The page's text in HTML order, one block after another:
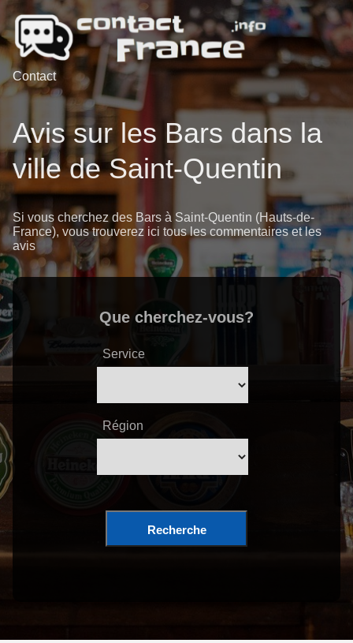
Contact
Avis sur les Bars dans la
ville de Saint-Quentin
Si vous cherchez des Bars à Saint-Quentin (Hauts-de-
France), vous trouverez ici tous les commentaires et les
avis
Que cherchez-vous?
Service
Région
Recherche